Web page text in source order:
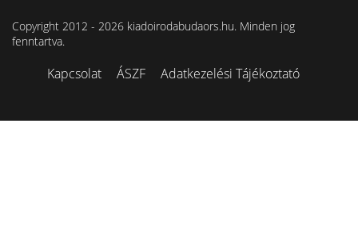
Copyright 2012 - 2026 kiadoirodabudaors.hu. Minden jog
fenntartva.
Kapcsolat ÁSZF Adatkezelési Tájékoztató